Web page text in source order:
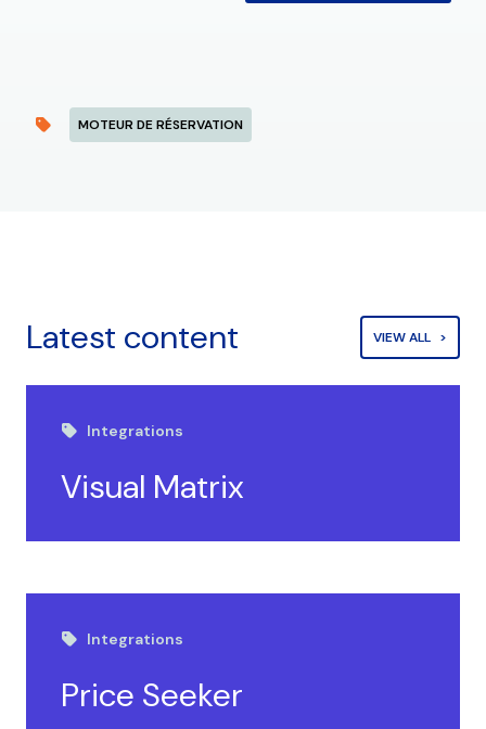
MOTEUR DE RÉSERVATION
Latest content VIEW ALL
Integrations
Visual Matrix
Integrations
Price Seeker